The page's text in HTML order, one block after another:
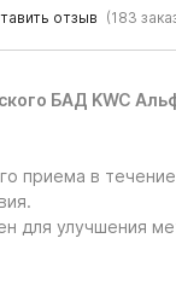
отзыв (183
БАД KWC
приема в
для улучшения